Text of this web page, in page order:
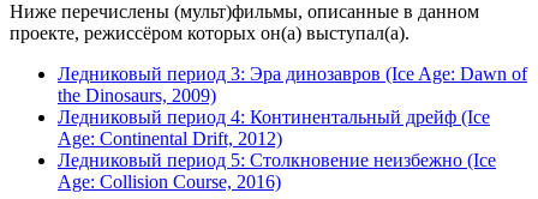
Ниже перечислены (мульт)фильмы, описанные в данном
проекте, режиссёром которых он(а) выступал(а).
Ледниковый период 3: Эра динозавров (Ice Age: Dawn of
the Dinosaurs, 2009)
Ледниковый период 4: Континентальный дрейф (Ice
Age: Continental Drift, 2012)
Ледниковый период 5: Столкновение неизбежно (Ice
Age: Collision Course, 2016)